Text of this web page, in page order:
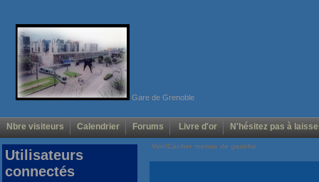
Gare de Grenoble
Nbre visiteurs Calendrier Forums Livre d'or N'hésitez pas à
Voir/Cacher menus de gauche
Utilisateurs
connectés